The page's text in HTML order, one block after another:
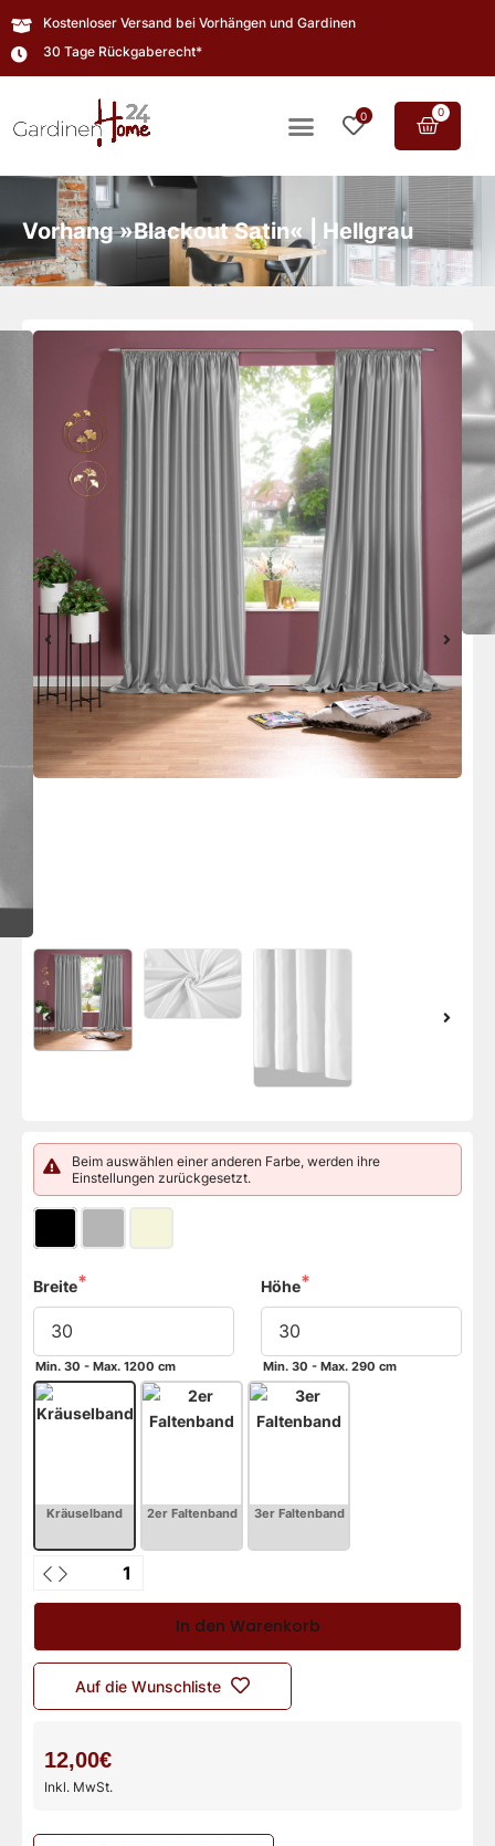
Kostenloser Versand bei Vorhängen und Gardinen
30 Tage Rückgaberecht*
0 0
Vorhang »Blackout Satin« | Hellgrau
Beim auswählen einer anderen Farbe, werden ihre
Einstellungen zurückgesetzt.
Breite
Min. 30 - Max. 1200 cm
Höhe
Min. 30 - Max. 290 cm
In den Warenkorb
Auf die Wunschliste
12,00€
Inkl. MwSt.